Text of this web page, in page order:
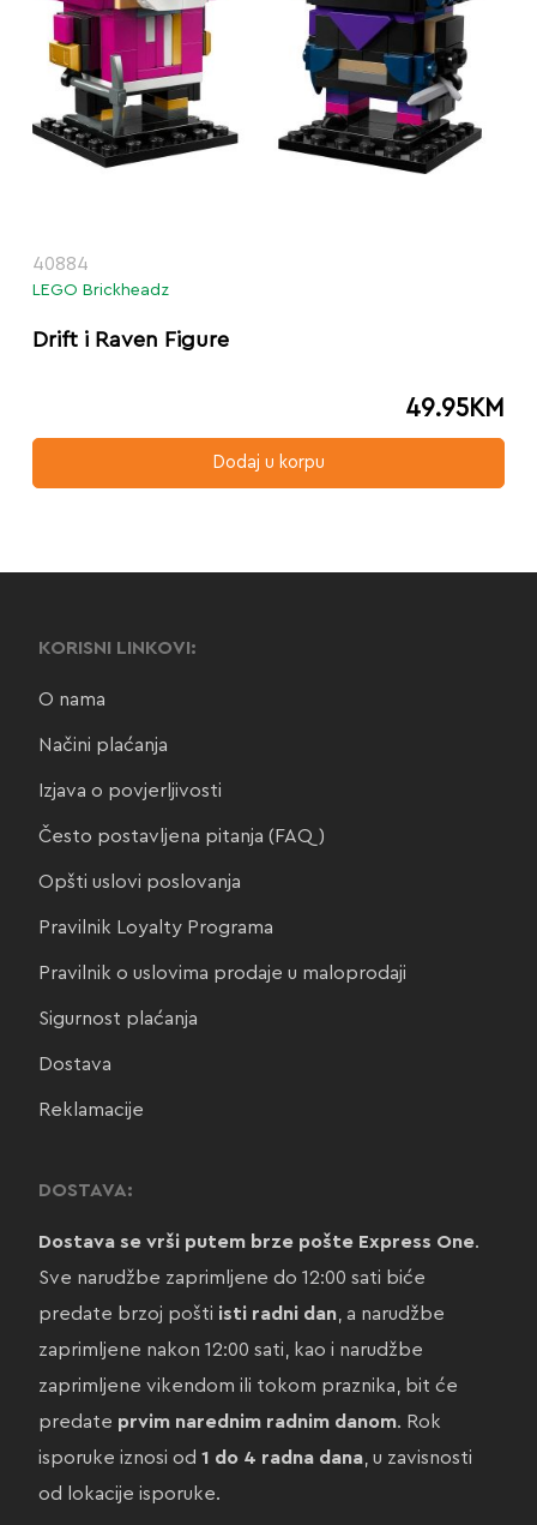
40884
LEGO Brickheadz
Drift i Raven Figure
49.95KM
Dodaj u korpu
KORISNI LINKOVI:
O nama
Načini plaćanja
Izjava o povjerljivosti
Često postavljena pitanja (FAQ)
Opšti uslovi poslovanja
Pravilnik Loyalty Programa
Pravilnik o uslovima prodaje u maloprodaji
Sigurnost plaćanja
Dostava
Reklamacije
DOSTAVA:
Dostava se vrši putem brze pošte Express One.
Sve narudžbe zaprimljene do 12:00 sati biće
predate brzoj pošti isti radni dan, a narudžbe
zaprimljene nakon 12:00 sati, kao i narudžbe
zaprimljene vikendom ili tokom praznika, bit će
predate prvim narednim radnim danom. Rok
isporuke iznosi od 1 do 4 radna dana, u zavisnosti
od lokacije isporuke.